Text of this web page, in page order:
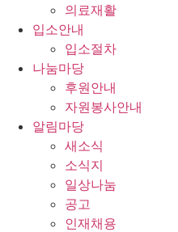
의료재활
입소안내
입소절차
나눔마당
후원안내
자원봉사안내
알림마당
새소식
소식지
일상나눔
공고
인재채용